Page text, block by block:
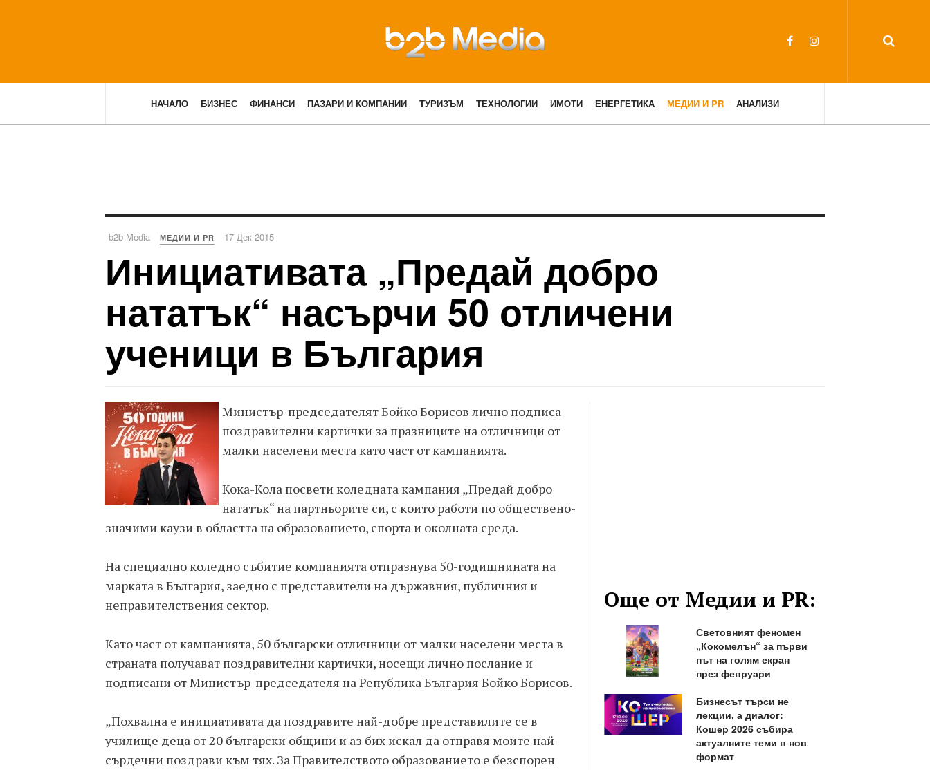
НАЧАЛО БИЗНЕС ФИНАНСИ ПАЗАРИ И КОМПАНИИ ТУРИЗЪМ ТЕХНОЛОГИИ ИМОТИ ЕНЕРГЕТИКА МЕДИИ И PR АНАЛИЗИ
b2b Media МЕДИИ И PR 17 Дек 2015
Инициативата „Предай добро
нататък“ насърчи 50 отличени
ученици в България
Министър-председателят Бойко Борисов лично подписа
поздравителни картички за празниците на отличници от
малки населени места като част от кампанията.
Кока-Кола посвети коледната кампания „Предай добро
нататък“ на партньорите си, с които работи по обществено-
значими каузи в областта на образованието, спорта и околната среда.
На специално коледно събитие компанията отпразнува 50-годишнината на
марката в България, заедно с представители на държавния, публичния и
неправителствения сектор.
Като част от кампанията, 50 български отличници от малки населени места в
страната получават поздравителни картички, носещи лично послание и
подписани от Министър-председателя на Република България Бойко Борисов.
„Похвална е инициативата да поздравите най-добре представилите се в
училище деца от 20 български общини и аз бих искал да отправя моите най-
сърдечни поздрави към тях. За Правителството образованието е безспорен
Още от Медии и PR:
Световният феномен
„Кокомелън“ за първи
път на голям екран
през февруари
Бизнесът търси не
лекции, а диалог:
Кошер 2026 събира
актуалните теми в нов
формат